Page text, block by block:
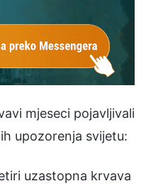
mjeseci pojavljivali
upozorenja svijetu:
uzastopna krvava